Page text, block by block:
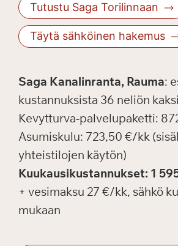
Tutustu Saga Torilinnaan
Täytä sähköinen hakemus
Saga Kanalinranta, Rauma:
kustannuksista 36 neliön
Kevytturva-palvelupaketti:
Asumiskulu: 723,50 €/kk
yhteistilojen käytön)
Kuukausikustannukset: 1
+ vesimaksu 27 €/kk, sähkö
mukaan